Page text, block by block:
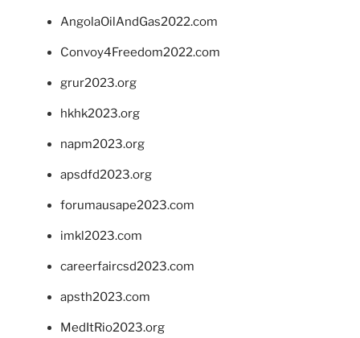
AngolaOilAndGas2022.com
Convoy4Freedom2022.com
grur2023.org
hkhk2023.org
napm2023.org
apsdfd2023.org
forumausape2023.com
imkl2023.com
careerfaircsd2023.com
apsth2023.com
MedItRio2023.org